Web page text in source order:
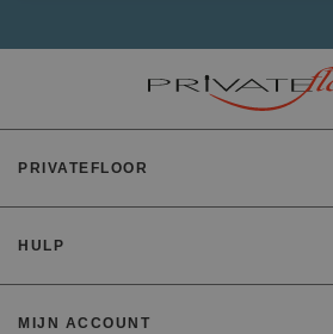
PRIVATEFLOOR
HULP
MIJN ACCOUNT